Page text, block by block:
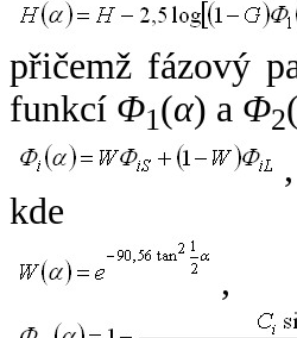
přičemž fázový
funkcí Φ1(α) a Φ2(
,
kde
,